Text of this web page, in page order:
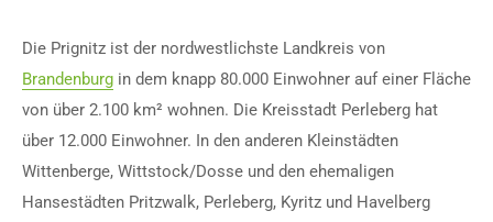
Die Prignitz ist der nordwestlichste Landkreis von
Brandenburg in dem knapp 80.000 Einwohner auf einer Fläche
von über 2.100 km² wohnen. Die Kreisstadt Perleberg hat
über 12.000 Einwohner. In den anderen Kleinstädten
Wittenberge, Wittstock/Dosse und den ehemaligen
Hansestädten Pritzwalk, Perleberg, Kyritz und Havelberg